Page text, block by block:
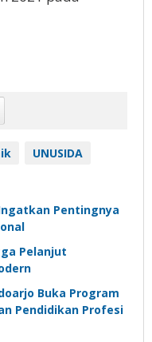
UNUSIDA
Pentingnya
Pelanjut
Buka Program
Pendidikan Profesi